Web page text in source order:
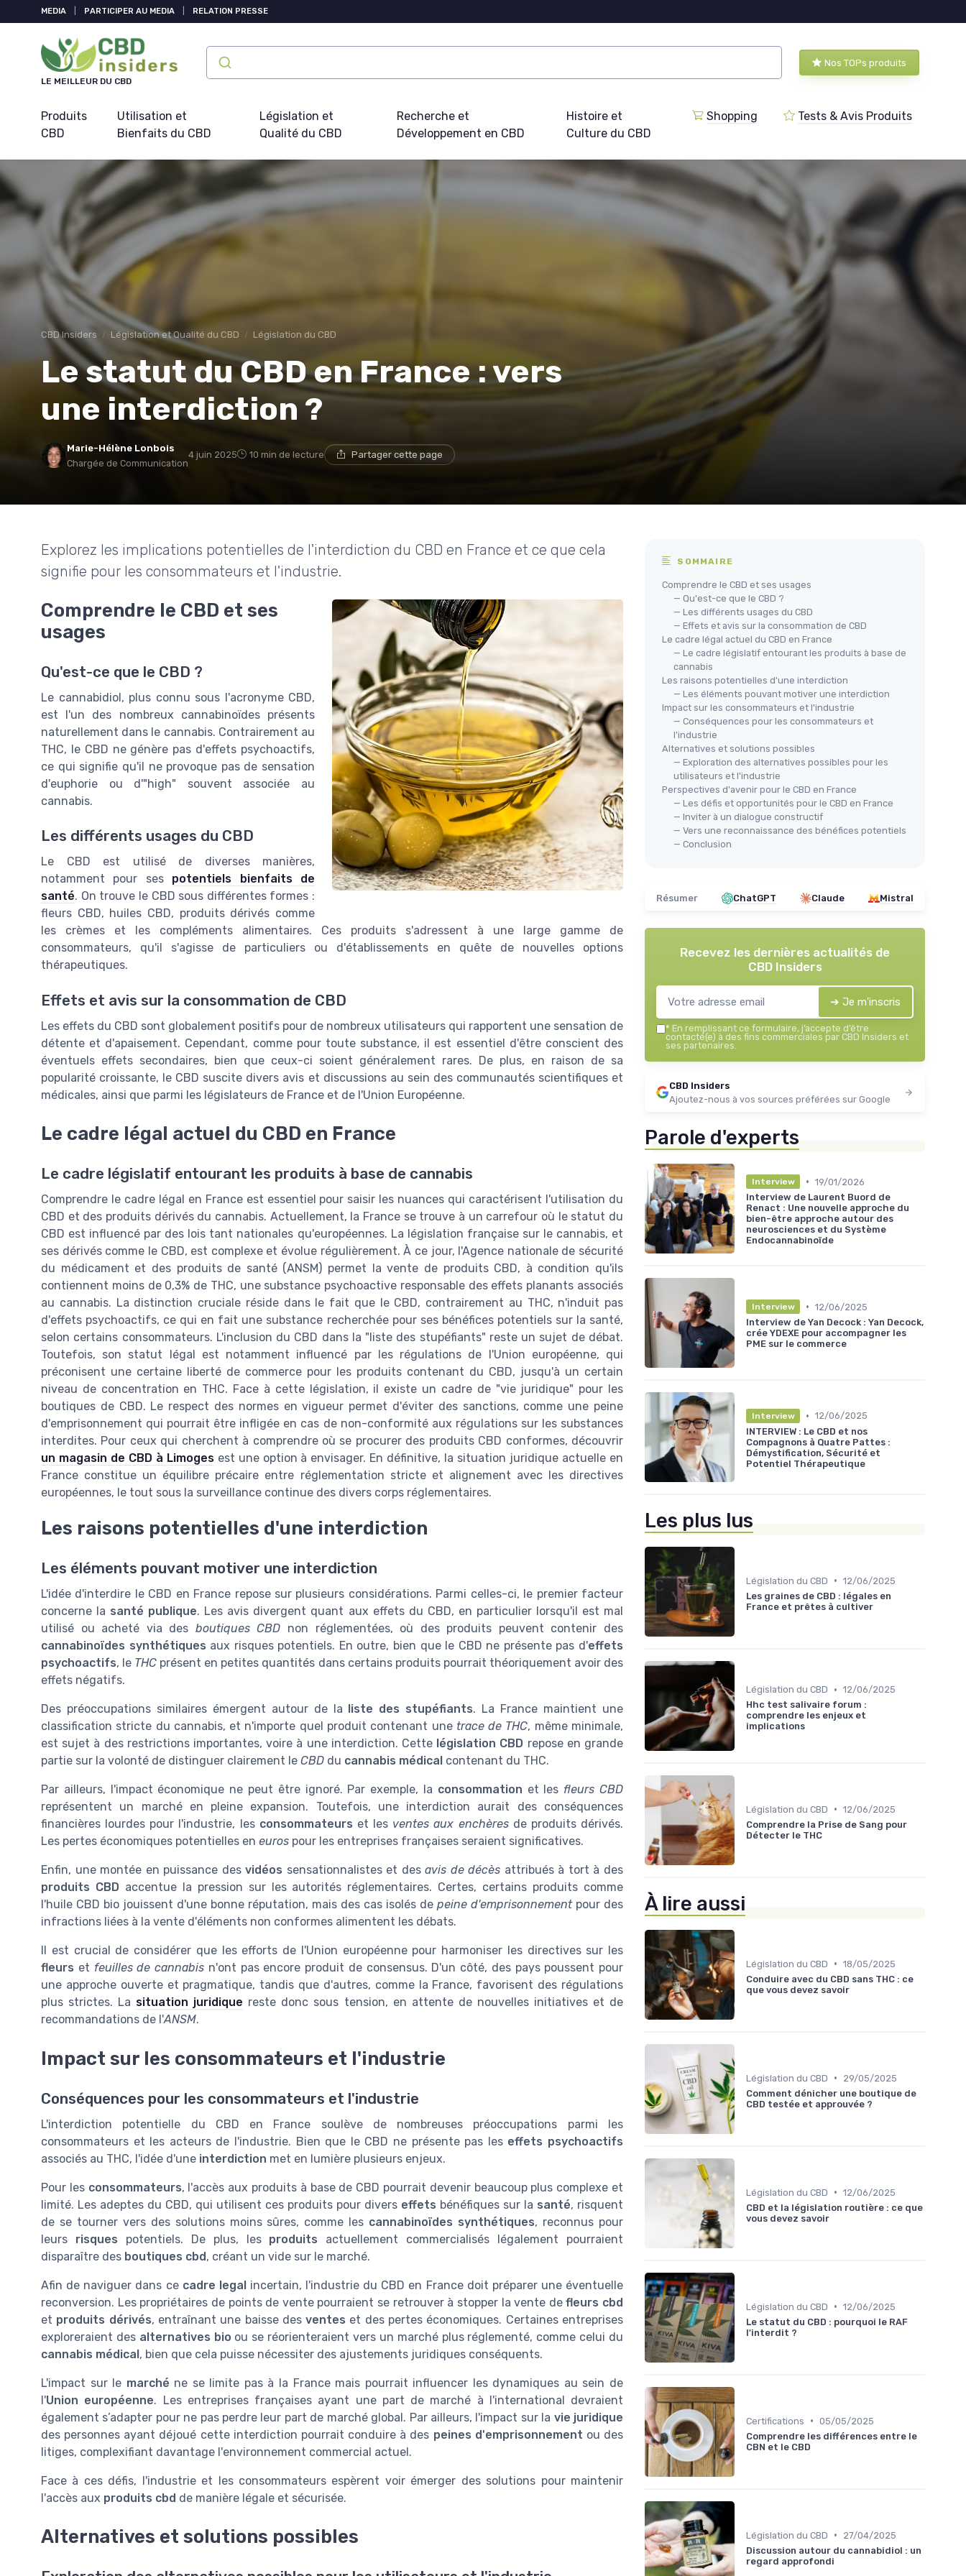
MEDIA PARTICIPER AU MEDIA RELATION PRESSE
LE MEILLEUR DU CBD
Nos TOPs produits
Produits
CBD
Utilisation et
Bienfaits du CBD
Législation et
Qualité du CBD
Recherche et
Développement en CBD
Histoire et
Culture du CBD
Shopping Tests & Avis Produits
CBD Insiders Législation et Qualité du CBD Législation du CBD
Le statut du CBD en France : vers
une interdiction ?
Marie-Hélène Lonbois
Chargée de Communication
4 juin 2025 10 min de lecture Partager cette page
Explorez les implications potentielles de l'interdiction du CBD en France et ce que cela
signifie pour les consommateurs et l'industrie.
Comprendre le CBD et ses
usages
Qu'est-ce que le CBD ?
Le cannabidiol, plus connu sous l'acronyme CBD,
est l'un des nombreux cannabinoïdes présents
naturellement dans le cannabis. Contrairement au
THC, le CBD ne génère pas d'effets psychoactifs,
ce qui signifie qu'il ne provoque pas de sensation
d'euphorie ou d'"high" souvent associée au
cannabis.
Les différents usages du CBD
Le CBD est utilisé de diverses manières,
notamment pour ses potentiels bienfaits de
santé. On trouve le CBD sous différentes formes :
fleurs CBD, huiles CBD, produits dérivés comme
les crèmes et les compléments alimentaires. Ces produits s'adressent à une large gamme de
consommateurs, qu'il s'agisse de particuliers ou d'établissements en quête de nouvelles options
thérapeutiques.
Effets et avis sur la consommation de CBD
Les effets du CBD sont globalement positifs pour de nombreux utilisateurs qui rapportent une sensation de
détente et d'apaisement. Cependant, comme pour toute substance, il est essentiel d'être conscient des
éventuels effets secondaires, bien que ceux-ci soient généralement rares. De plus, en raison de sa
popularité croissante, le CBD suscite divers avis et discussions au sein des communautés scientifiques et
médicales, ainsi que parmi les législateurs de France et de l'Union Européenne.
Le cadre légal actuel du CBD en France
Le cadre législatif entourant les produits à base de cannabis
Comprendre le cadre légal en France est essentiel pour saisir les nuances qui caractérisent l'utilisation du
CBD et des produits dérivés du cannabis. Actuellement, la France se trouve à un carrefour où le statut du
CBD est influencé par des lois tant nationales qu'européennes. La législation française sur le cannabis, et
ses dérivés comme le CBD, est complexe et évolue régulièrement. À ce jour, l'Agence nationale de sécurité
du médicament et des produits de santé (ANSM) permet la vente de produits CBD, à condition qu'ils
contiennent moins de 0,3% de THC, une substance psychoactive responsable des effets planants associés
au cannabis. La distinction cruciale réside dans le fait que le CBD, contrairement au THC, n'induit pas
d'effets psychoactifs, ce qui en fait une substance recherchée pour ses bénéfices potentiels sur la santé,
selon certains consommateurs. L'inclusion du CBD dans la "liste des stupéfiants" reste un sujet de débat.
Toutefois, son statut légal est notamment influencé par les régulations de l'Union européenne, qui
préconisent une certaine liberté de commerce pour les produits contenant du CBD, jusqu'à un certain
niveau de concentration en THC. Face à cette législation, il existe un cadre de "vie juridique" pour les
boutiques de CBD. Le respect des normes en vigueur permet d'éviter des sanctions, comme une peine
d'emprisonnement qui pourrait être infligée en cas de non-conformité aux régulations sur les substances
interdites. Pour ceux qui cherchent à comprendre où se procurer des produits CBD conformes, découvrir
un magasin de CBD à Limogesest une option à envisager. En définitive, la situation juridique actuelle en
France constitue un équilibre précaire entre réglementation stricte et alignement avec les directives
européennes, le tout sous la surveillance continue des divers corps réglementaires.
Les raisons potentielles d'une interdiction
Les éléments pouvant motiver une interdiction
L'idée d'interdire le CBD en France repose sur plusieurs considérations. Parmi celles-ci, le premier facteur
concerne la santé publique. Les avis divergent quant aux effets du CBD, en particulier lorsqu'il est mal
utilisé ou acheté via des boutiques CBD non réglementées, où des produits peuvent contenir des
cannabinoïdes synthétiques aux risques potentiels. En outre, bien que le CBD ne présente pas d'effets
psychoactifs, le THC présent en petites quantités dans certains produits pourrait théoriquement avoir des
effets négatifs.
Des préoccupations similaires émergent autour de la liste des stupéfiants. La France maintient une
classification stricte du cannabis, et n'importe quel produit contenant une trace de THC, même minimale,
est sujet à des restrictions importantes, voire à une interdiction. Cette législation CBD repose en grande
partie sur la volonté de distinguer clairement le CBD du cannabis médical contenant du THC.
Par ailleurs, l'impact économique ne peut être ignoré. Par exemple, la consommation et les fleurs CBD
représentent un marché en pleine expansion. Toutefois, une interdiction aurait des conséquences
financières lourdes pour l'industrie, les consommateurs et les ventes aux enchèresde produits dérivés.
Les pertes économiques potentielles en euros pour les entreprises françaises seraient significatives.
Enfin, une montée en puissance desvidéos sensationnalistes et desavis de décès attribués à tort à des
produits CBD accentue la pression sur les autorités réglementaires. Certes, certains produits comme
l'huile CBD bio jouissent d'une bonne réputation, mais des cas isolés de peine d'emprisonnementpour des
infractions liées à la vente d'éléments non conformes alimentent les débats.
Il est crucial de considérer que les efforts de l'Union européenne pour harmoniser les directives sur les
fleurs et feuilles de cannabis n'ont pas encore produit de consensus. D'un côté, des pays poussent pour
une approche ouverte et pragmatique, tandis que d'autres, comme la France, favorisent des régulations
plus strictes. La situation juridique reste donc sous tension, en attente de nouvelles initiatives et de
recommandations de l'ANSM.
Impact sur les consommateurs et l'industrie
Conséquences pour les consommateurs et l'industrie
L'interdiction potentielle du CBD en France soulève de nombreuses préoccupations parmi les
consommateurs et les acteurs de l'industrie. Bien que le CBD ne présente pas les effets psychoactifs
associés au THC, l'idée d'une interdiction met en lumière plusieurs enjeux.
Pour les consommateurs, l'accès aux produits à base de CBD pourrait devenir beaucoup plus complexe et
limité. Les adeptes du CBD, qui utilisent ces produits pour divers effets bénéfiques sur la santé, risquent
de se tourner vers des solutions moins sûres, comme les cannabinoïdes synthétiques, reconnus pour
leurs risques potentiels. De plus, les produits actuellement commercialisés légalement pourraient
disparaître des boutiques cbd, créant un vide sur le marché.
Afin de naviguer dans ce cadre legalincertain, l'industrie du CBD en France doit préparer une éventuelle
reconversion. Les propriétaires de points de vente pourraient se retrouver à stopper la vente defleurs cbd
et produits dérivés, entraînant une baisse desventes et des pertes économiques. Certaines entreprises
exploreraient des alternatives bio ou se réorienteraient vers un marché plus réglementé, comme celui du
cannabis médical, bien que cela puisse nécessiter des ajustements juridiques conséquents.
L'impact sur le marché ne se limite pas à la France mais pourrait influencer les dynamiques au sein de
l'Union européenne. Les entreprises françaises ayant une part de marché à l'international devraient
également s’adapter pour ne pas perdre leur part de marché global. Par ailleurs, l'impact sur la vie juridique
des personnes ayant déjoué cette interdiction pourrait conduire à des peines d'emprisonnement ou des
litiges, complexifiant davantage l'environnement commercial actuel.
Face à ces défis, l'industrie et les consommateurs espèrent voir émerger des solutions pour maintenir
l'accès aux produits cbd de manière légale et sécurisée.
Alternatives et solutions possibles
SOMMAIRE
Comprendre le CBD et ses usages
— Qu'est-ce que le CBD ?
— Les différents usages du CBD
— Effets et avis sur la consommation de CBD
Le cadre légal actuel du CBD en France
— Le cadre législatif entourant les produits à base de
cannabis
Les raisons potentielles d'une interdiction
— Les éléments pouvant motiver une interdiction
Impact sur les consommateurs et l'industrie
— Conséquences pour les consommateurs et
l'industrie
Alternatives et solutions possibles
— Exploration des alternatives possibles pour les
utilisateurs et l'industrie
Perspectives d'avenir pour le CBD en France
— Les défis et opportunités pour le CBD en France
— Inviter à un dialogue constructif
— Vers une reconnaissance des bénéfices potentiels
— Conclusion
Résumer ChatGPT Claude Mistral
Recevez les dernières actualités de
CBD Insiders
➔ Je m'inscris
* En remplissant ce formulaire, j’accepte d’être
contacté(e) à des fins commerciales par CBD Insiders et
ses partenaires.
CBD Insiders
Ajoutez-nous à vos sources préférées sur Google
Parole d'experts
Interview • 19/01/2026
Interview de Laurent Buord de
Renact : Une nouvelle approche du
bien-être approche autour des
neurosciences et du Système
Endocannabinoïde
Interview • 12/06/2025
Interview de Yan Decock : Yan Decock,
crée YDEXE pour accompagner les
PME sur le commerce
Interview • 12/06/2025
INTERVIEW : Le CBD et nos
Compagnons à Quatre Pattes :
Démystification, Sécurité et
Potentiel Thérapeutique
Les plus lus
Législation du CBD • 12/06/2025
Les graines de CBD : légales en
France et prêtes à cultiver
Législation du CBD • 12/06/2025
Hhc test salivaire forum :
comprendre les enjeux et
implications
Législation du CBD • 12/06/2025
Comprendre la Prise de Sang pour
Détecter le THC
À lire aussi
Législation du CBD • 18/05/2025
Conduire avec du CBD sans THC : ce
que vous devez savoir
Législation du CBD •
29/05/2025
Comment dénicher une boutique de
CBD testée et approuvée ?
Législation du CBD • 12/06/2025
CBD et la législation routière : ce que
vous devez savoir
Législation du CBD • 12/06/2025
Le statut du CBD : pourquoi le RAF
l'interdit ?
Certifications • 05/05/2025
Comprendre les différences entre le
CBN et le CBD
Législation du CBD •
27/04/2025
Discussion autour du cannabidiol : un
regard approfondi
Panneau de gestion des cookies